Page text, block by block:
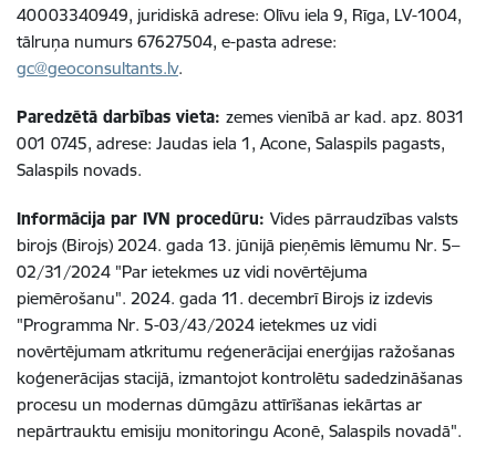
40003340949, juridiskā adrese: Olīvu iela 9, Rīga, LV-1004,
tālruņa numurs 67627504, e-pasta adrese:
gc@geoconsultants.lv.
Paredzētā darbības vieta: zemes vienībā ar kad. apz. 8031
001 0745, adrese: Jaudas iela 1, Acone, Salaspils pagasts,
Salaspils novads.
Informācija par IVN procedūru: Vides pārraudzības valsts
birojs (Birojs) 2024. gada 13. jūnijā pieņēmis lēmumu Nr. 5–
02/31/2024 "Par ietekmes uz vidi novērtējuma
piemērošanu". 2024. gada 11. decembrī Birojs iz izdevis
"Programma Nr. 5-03/43/2024 ietekmes uz vidi
novērtējumam atkritumu reģenerācijai enerģijas ražošanas
koģenerācijas stacijā, izmantojot kontrolētu sadedzināšanas
procesu un modernas dūmgāzu attīrīšanas iekārtas ar
nepārtrauktu emisiju monitoringu Aconē, Salaspils novadā".